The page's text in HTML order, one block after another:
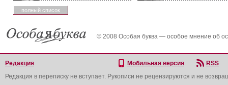
полный список
© 2008 Особая буква — особое мнение об
Редакция Мобильная версия
RSS
Редакция в переписку не вступает. Рукописи не рецензируются и не